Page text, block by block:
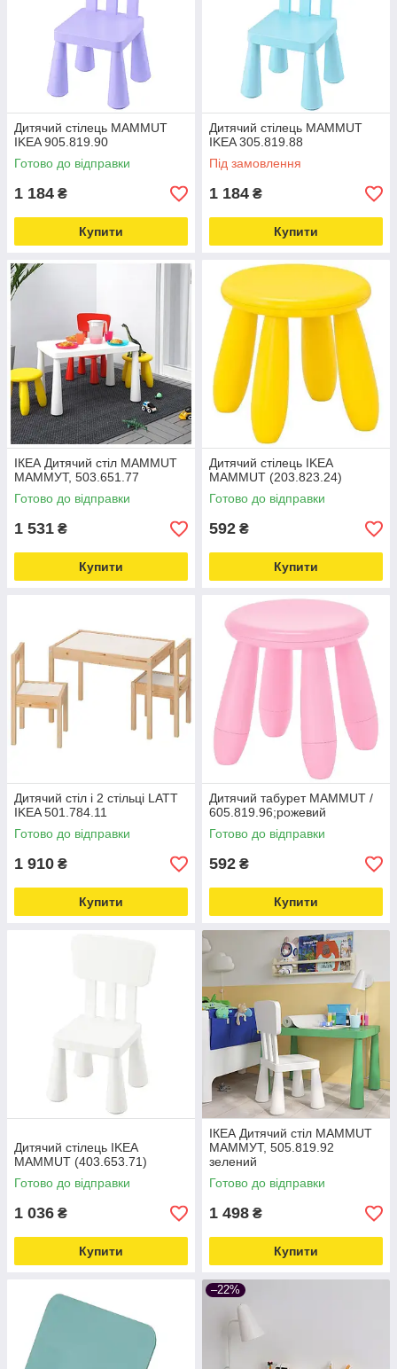
Дитячий стілець MAMMUT
IKEA 905.819.90
Готово до відправки
1 184 ₴
Купити
Дитячий стілець MAMMUT
IKEA 305.819.88
Під замовлення
1 184 ₴
Купити
ІКЕА Дитячий стіл MAMMUT
МАММУТ, 503.651.77
Готово до відправки
1 531 ₴
Купити
Дитячий стілець IKEA
MAMMUT (203.823.24)
Готово до відправки
592 ₴
Купити
Дитячий стіл і 2 стільці LATT
IKEA 501.784.11
Готово до відправки
1 910 ₴
Купити
Дитячий табурет MAMMUT /
605.819.96;рожевий
Готово до відправки
592 ₴
Купити
Дитячий стілець IKEA
MAMMUT (403.653.71)
Готово до відправки
1 036 ₴
Купити
ІКЕА Дитячий стіл MAMMUT
МАММУТ, 505.819.92
зелений
Готово до відправки
1 498 ₴
Купити
–22%